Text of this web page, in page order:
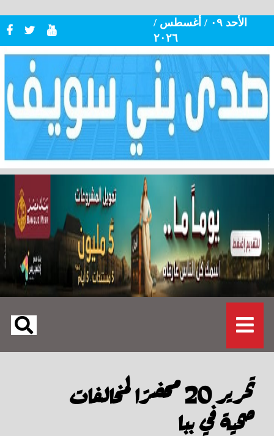
الأحد ٠٩ / أغسطس /
٢٠٢٦
تحرير 20 محضرًا لمخالفات
صحية في ببا